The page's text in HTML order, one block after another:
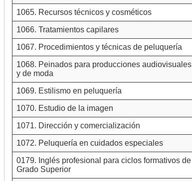
1065. Recursos técnicos y cosméticos
1066. Tratamientos capilares
1067. Procedimientos y técnicas de peluquería
1068. Peinados para producciones audiovisuales
y de moda
1069. Estilismo en peluquería
1070. Estudio de la imagen
1071. Dirección y comercialización
1072. Peluquería en cuidados especiales
0179. Inglés profesional para ciclos formativos de
Grado Superior